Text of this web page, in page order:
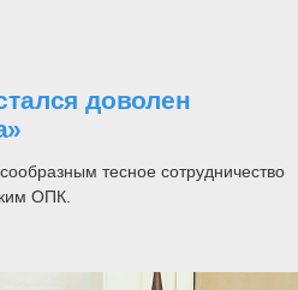
доволен
тесное сотрудничество
ОПК.